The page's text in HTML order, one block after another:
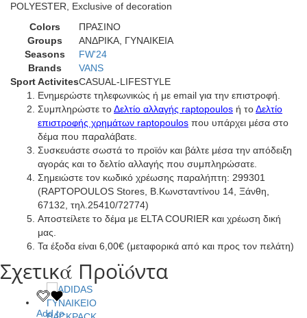
POLYESTER, Exclusive of decoration
Colors
ΠΡΑΣΙΝΟ
Groups
ΑΝΔΡΙΚΑ, ΓΥΝΑΙΚΕΙΑ
Seasons
FW'24
Brands
VANS
Sport ActivitesCASUAL-LIFESTYLE
Ενημερώστε τηλεφωνικώς ή με email για την επιστροφή.
Συμπληρώστε τοΔελτίο αλλαγής raptopoulos ή τοΔελτίο
επιστροφής χρημάτων raptopoulos που υπάρχει μέσα στο
δέμα που παραλάβατε.
Συσκευάστε σωστά το προϊόν και βάλτε μέσα την απόδειξη
αγοράς και το δελτίο αλλαγής που συμπληρώσατε.
Σημειώστε τον κωδικό χρέωσης παραλήπτη: 299301
(RAPTOPOULOS Stores, Β.Κωνσταντίνου 14, Ξάνθη,
67132, τηλ.25410/72774)
Αποστείλετε το δέμα με ELTA COURIER και χρέωση δική
μας.
Τα έξοδα είναι 6,00€ (μεταφορικά από και προς τον πελάτη)
Σχετικά Προϊόντα
Add to